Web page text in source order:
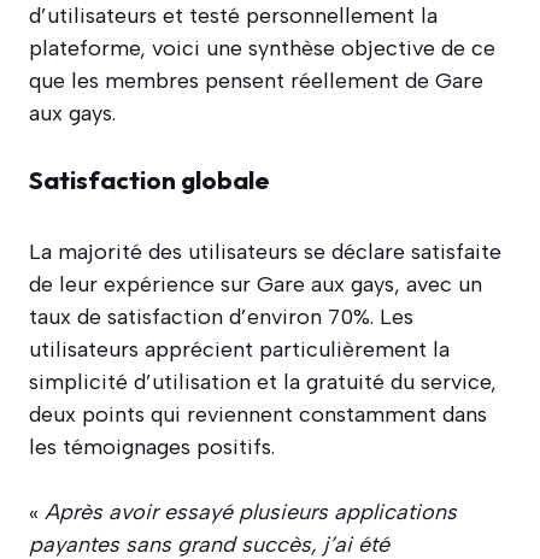
d’utilisateurs et testé personnellement la
plateforme, voici une synthèse objective de ce
que les membres pensent réellement de Gare
aux gays.
Satisfaction globale
La majorité des utilisateurs se déclare satisfaite
de leur expérience sur Gare aux gays, avec un
taux de satisfaction d’environ 70%. Les
utilisateurs apprécient particulièrement la
simplicité d’utilisation et la gratuité du service,
deux points qui reviennent constamment dans
les témoignages positifs.
« Après avoir essayé plusieurs applications
payantes sans grand succès, j’ai été